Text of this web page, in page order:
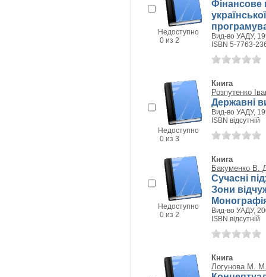
Недоступно
0 из 2
Фінансове
Вид-во УАДУ,
ISBN 5-7763-
Недоступно
0 из 3
Книга
Розпутенко
Державні
Вид-во УАДУ,
ISBN відсутній
Недоступно
0 из 2
Книга
Бакуменко В.
Сучасні
Зони
Вид-во УАДУ,
ISBN відсутній
Книга
Логунова М.